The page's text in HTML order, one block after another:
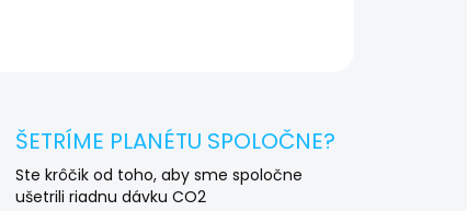
ŠETRÍME PLANÉTU SPOLOČNE?
Ste krôčik od toho, aby sme spoločne
ušetrili riadnu dávku CO2